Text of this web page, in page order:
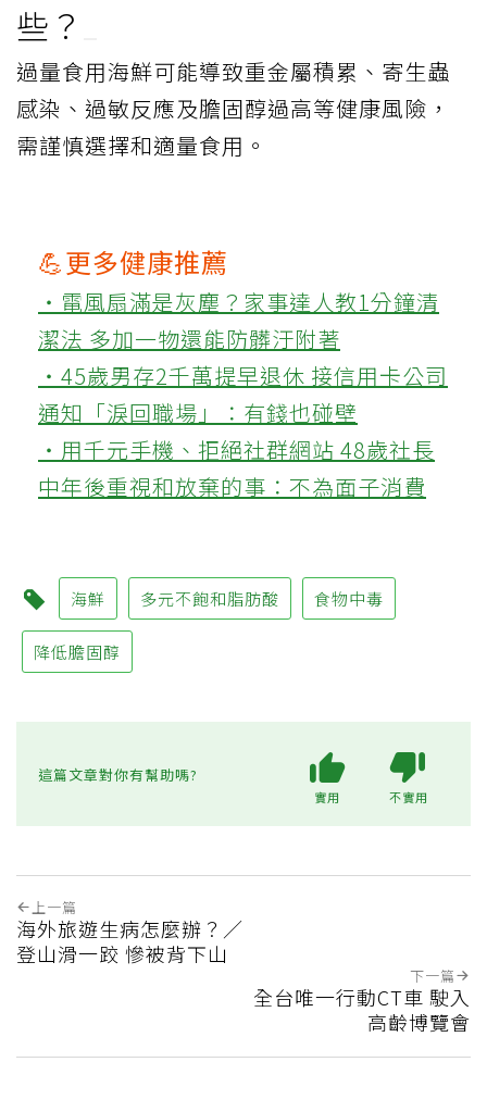
些？
過量食用海鮮可能導致重金屬積累、寄生蟲
感染、過敏反應及膽固醇過高等健康風險，
需謹慎選擇和適量食用。
💪更多健康推薦
‧電風扇滿是灰塵？家事達人教1分鐘清
潔法 多加一物還能防髒汙附著
‧45歲男存2千萬提早退休 接信用卡公司
通知「淚回職場」：有錢也碰壁
‧用千元手機、拒絕社群網站 48歲社長
中年後重視和放棄的事：不為面子消費
海鮮 多元不飽和脂肪酸 食物中毒
降低膽固醇
這篇文章對你有幫助嗎?
實用 不實用
上一篇
海外旅遊生病怎麼辦？／
登山滑一跤 慘被背下山
下一篇
全台唯一行動CT車 駛入
高齡博覽會